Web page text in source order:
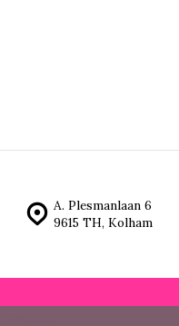
A. Plesmanlaan 6
9615 TH, Kolham